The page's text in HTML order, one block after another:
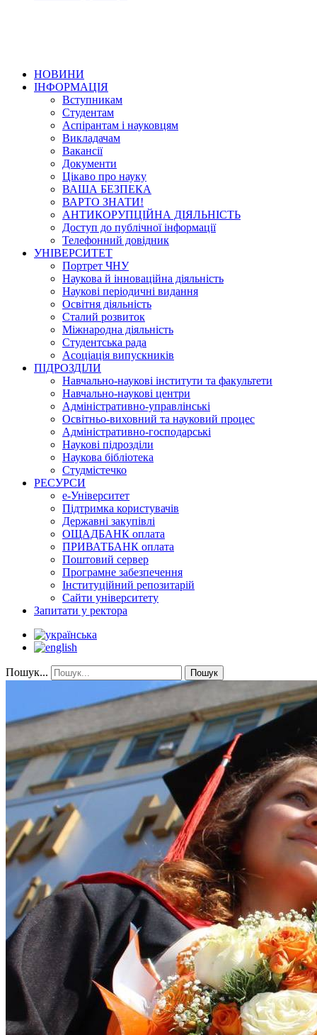
НОВИНИ
ІНФОРМАЦІЯ
Вступникам
Студентам
Аспірантам і науковцям
Викладачам
Вакансії
Документи
Цікаво про науку
ВАША БЕЗПЕКА
ВАРТО ЗНАТИ!
АНТИКОРУПЦІЙНА ДІЯЛЬНІСТЬ
Доступ до публічної інформації
Телефонний довідник
УНІВЕРСИТЕТ
Портрет ЧНУ
Наукова й інноваційна діяльність
Наукові періодичні видання
Освітня діяльність
Сталий розвиток
Міжнародна діяльність
Студентська рада
Асоціація випускників
ПІДРОЗДІЛИ
Навчально-наукові інститути та факультети
Навчально-наукові центри
Адміністративно-управлінські
Освітньо-виховний та науковий процес
Адміністративно-господарські
Наукові підрозділи
Наукова бібліотека
Студмістечко
РЕСУРСИ
е-Університет
Підтримка користувачів
Державні закупівлі
ОЩАДБАНК оплата
ПРИВАТБАНК оплата
Поштовий сервер
Програмне забезпечення
Інституційний репозитарій
Сайти університету
Запитати у ректора
Пошук... Пошук